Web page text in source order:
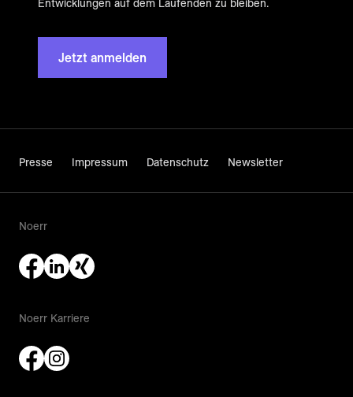
Entwicklungen auf dem Laufenden zu bleiben.
Jetzt anmelden
Presse Impressum Datenschutz Newsletter
Noerr
Noerr Karriere